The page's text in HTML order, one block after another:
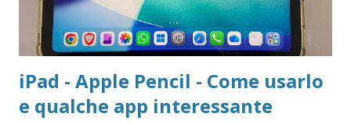
iPad - Apple Pencil - Come usarlo
e qualche app interessante